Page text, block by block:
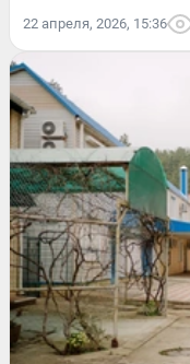
22 апреля, 2026, 15:36